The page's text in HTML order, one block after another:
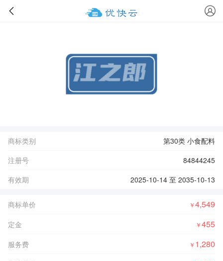
商标类别
第30类 小食配料
注册号
84844245
有效期
2025-10-14 至 2035-10-13
商标单价 ￥4,549
定金 ￥455
服务费 ￥ 1,280